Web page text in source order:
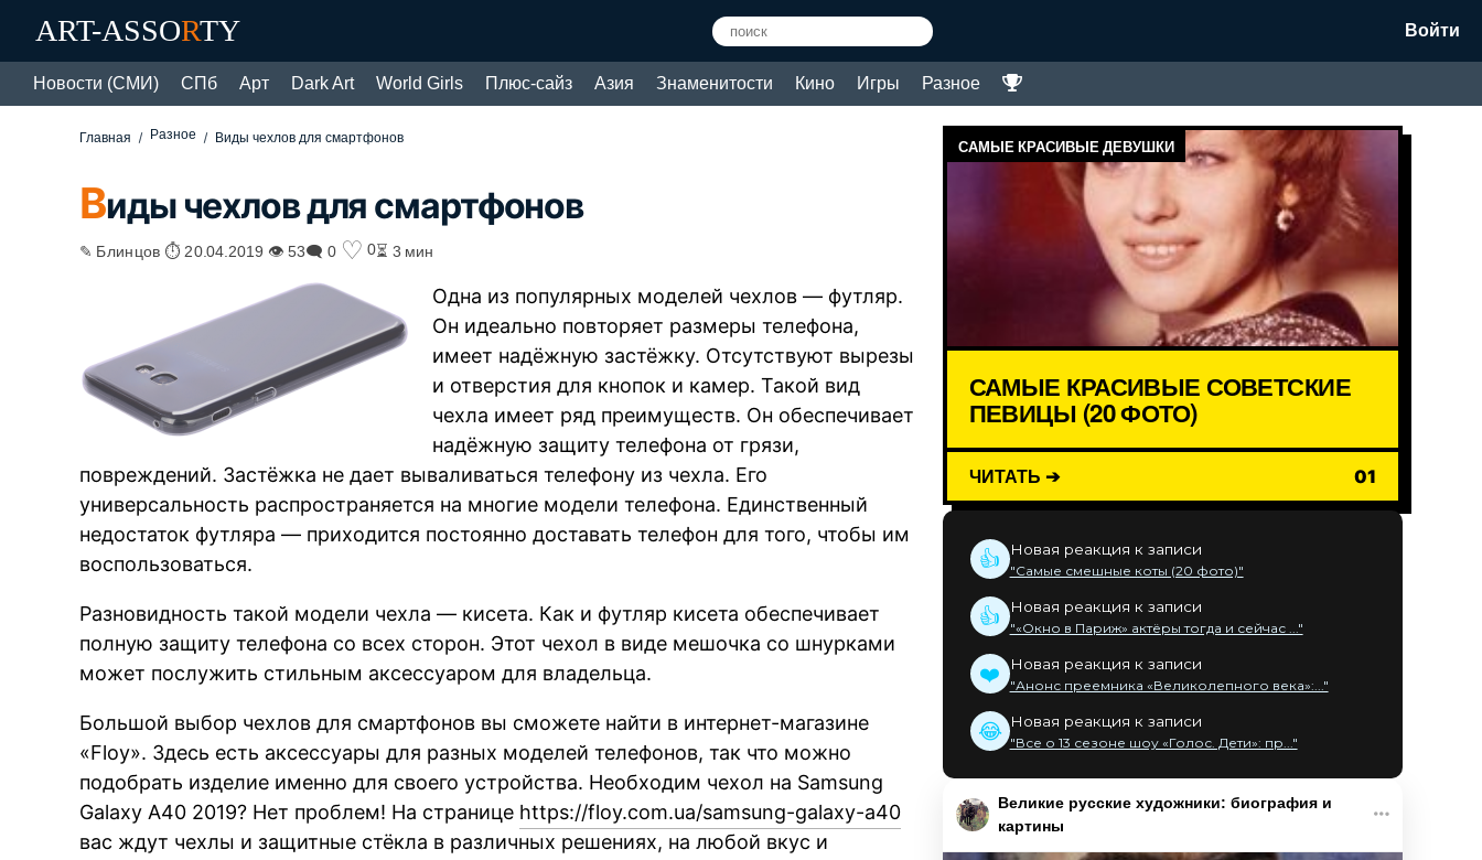
ART-ASSORTY Войти
Новости (СМИ) СПб Арт Dark Art World Girls Плюс-сайз Азия Знаменитости Кино Игры Разное
Главная Разное Виды чехлов для смартфонов
Виды чехлов для смартфонов
✎ Блинцов ⏱ 20.04.2019 👁 53🗨 0 ♡ 0⏳ 3 мин
Одна из популярных моделей чехлов — футляр.
Он идеально повторяет размеры телефона,
имеет надёжную застёжку. Отсутствуют вырезы
и отверстия для кнопок и камер. Такой вид
чехла имеет ряд преимуществ. Он обеспечивает
надёжную защиту телефона от грязи,
повреждений. Застёжка не дает вываливаться телефону из чехла. Его
универсальность распространяется на многие модели телефона. Единственный
недостаток футляра — приходится постоянно доставать телефон для того, чтобы им
воспользоваться.
Разновидность такой модели чехла — кисета. Как и футляр кисета обеспечивает
полную защиту телефона со всех сторон. Этот чехол в виде мешочка со шнурками
может послужить стильным аксессуаром для владельца.
Большой выбор чехлов для смартфонов вы сможете найти в интернет-магазине
«Floy». Здесь есть аксессуары для разных моделей телефонов, так что можно
подобрать изделие именно для своего устройства. Необходим чехол на Samsung
Galaxy A40 2019? Нет проблем! На странице https://floy.com.ua/samsung-galaxy-a40
вас ждут чехлы и защитные стёкла в различных решениях, на любой вкус и
САМЫЕ КРАСИВЫЕ ДЕВУШКИ
САМЫЕ КРАСИВЫЕ СОВЕТСКИЕ
ПЕВИЦЫ (20 ФОТО)
ЧИТАТЬ ➔ 01
👍 Новая реакция к записи
"Самые смешные коты (20 фото)"
👍 Новая реакция к записи
"«Окно в Париж» актёры тогда и сейчас ..."
❤️ Новая реакция к записи
"Анонс преемника «Великолепного века»:..."
😂 Новая реакция к записи
"Все о 13 сезоне шоу «Голос. Дети»: пр..."
Великие русские художники: биография и
картины